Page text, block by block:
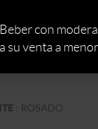
CHANDON
: ROSADO
Beber con
su venta a